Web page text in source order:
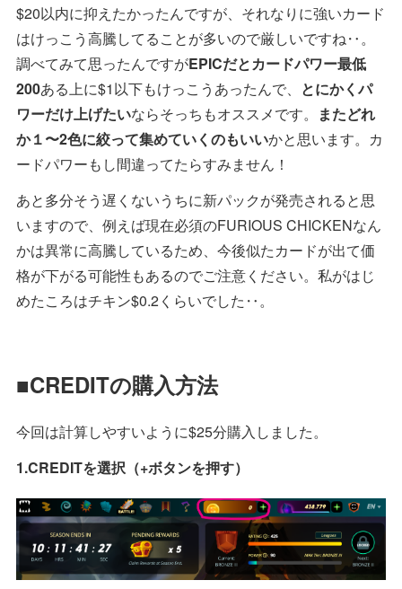
$20以内に抑えたかったんですが、それなりに強いカード
はけっこう高騰してることが多いので厳しいですね‥。
調べてみて思ったんですがEPICだとカードパワー最低
200ある上に$1以下もけっこうあったんで、 とにかくパ
ワーだけ上げたいならそっちもオススメです。
またどれ
か１〜2色に絞って集めていくのもいいかと思います。カ
ードパワーもし間違ってたらすみません！
あと多分そう遅くないうちに新パックが発売されると思
いますので、例えば現在必須のFURIOUS CHICKENなん
かは異常に高騰しているため、今後似たカードが出て価
格が下がる可能性もあるのでご注意ください。私がはじ
めたころはチキン$0.2くらいでした‥。
■CREDITの購入方法
今回は計算しやすいように$25分購入しました。
1.CREDITを選択（+ボタンを押す）